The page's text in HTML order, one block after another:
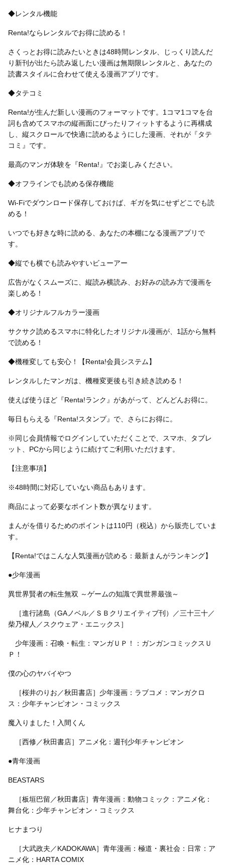
◆レンタル機能
Renta!ならレンタルでお得に読める！
さくっとお得に読みたいときは48時間レンタル、じっくり読んだ
り新刊が出たら読み返したい漫画は無期限レンタルと、あなたの
読書スタイルに合わせて使える漫画アプリです。
◆タテコミ
Renta!が生んだ新しい漫画のフォーマットです。1コマ1コマを台
詞も含めてスマホの縦画面にぴったりフィットするように再構成
し、縦スクロールで快適に読めるようにした漫画、それが『タテ
コミ』です。
最高のマンガ体験を『Renta!』でお楽しみください。
◆オフラインでも読める保存機能
Wi-Fiでダウンロード保存しておけば、ギガを気にせずどこでも読
める！
いつでも好きな時に読める、あなたの本棚になる漫画アプリで
す。
◆縦でも横でも読みやすいビューアー
広告がなくスムーズに、縦読み横読み、お好みの読み方で漫画を
楽しめる！
◆オリジナルフルカラー漫画
サクサク読めるスマホに特化したオリジナル漫画が、1話から無料
で読める！
◆機種変しても安心！【Renta!会員システム】
レンタルしたマンガは、機種変更後も引き続き読める！
使えば使うほど『Renta!ランク』があがって、どんどんお得に。
毎日もらえる『Renta!スタンプ』で、さらにお得に。
※同じ会員情報でログインしていただくことで、スマホ、タブレ
ット、PCから同じように続けてご利用いただけます。
【注意事項】
※48時間に対応していない商品もあります。
商品によって必要なポイント数が異なります。
まんがを借りるためのポイントは110円（税込）から販売していま
す。
【Renta!ではこんな人気漫画が読める：最新まんがランキング】
●少年漫画
異世界賢者の転生無双 ～ゲームの知識で異世界最強～
［進行諸島（GAノベル／ＳＢクリエイティブ刊）／三十三十／
柴乃櫂人／スクウェア・エニックス］
少年漫画：召喚・転生：マンガＵＰ！：ガンガンコミックスＵ
Ｐ！
僕の心のヤバイやつ
［桜井のりお／秋田書店］少年漫画：ラブコメ：マンガクロ
ス：少年チャンピオン・コミックス
魔入りました！入間くん
［西修／秋田書店］アニメ化：週刊少年チャンピオン
●青年漫画
BEASTARS
［板垣巴留／秋田書店］青年漫画：動物コミック：アニメ化：
舞台化：少年チャンピオン・コミックス
ヒナまつり
［大武政夫／KADOKAWA］青年漫画：極道・裏社会：日常：ア
ニメ化：HARTA COMIX